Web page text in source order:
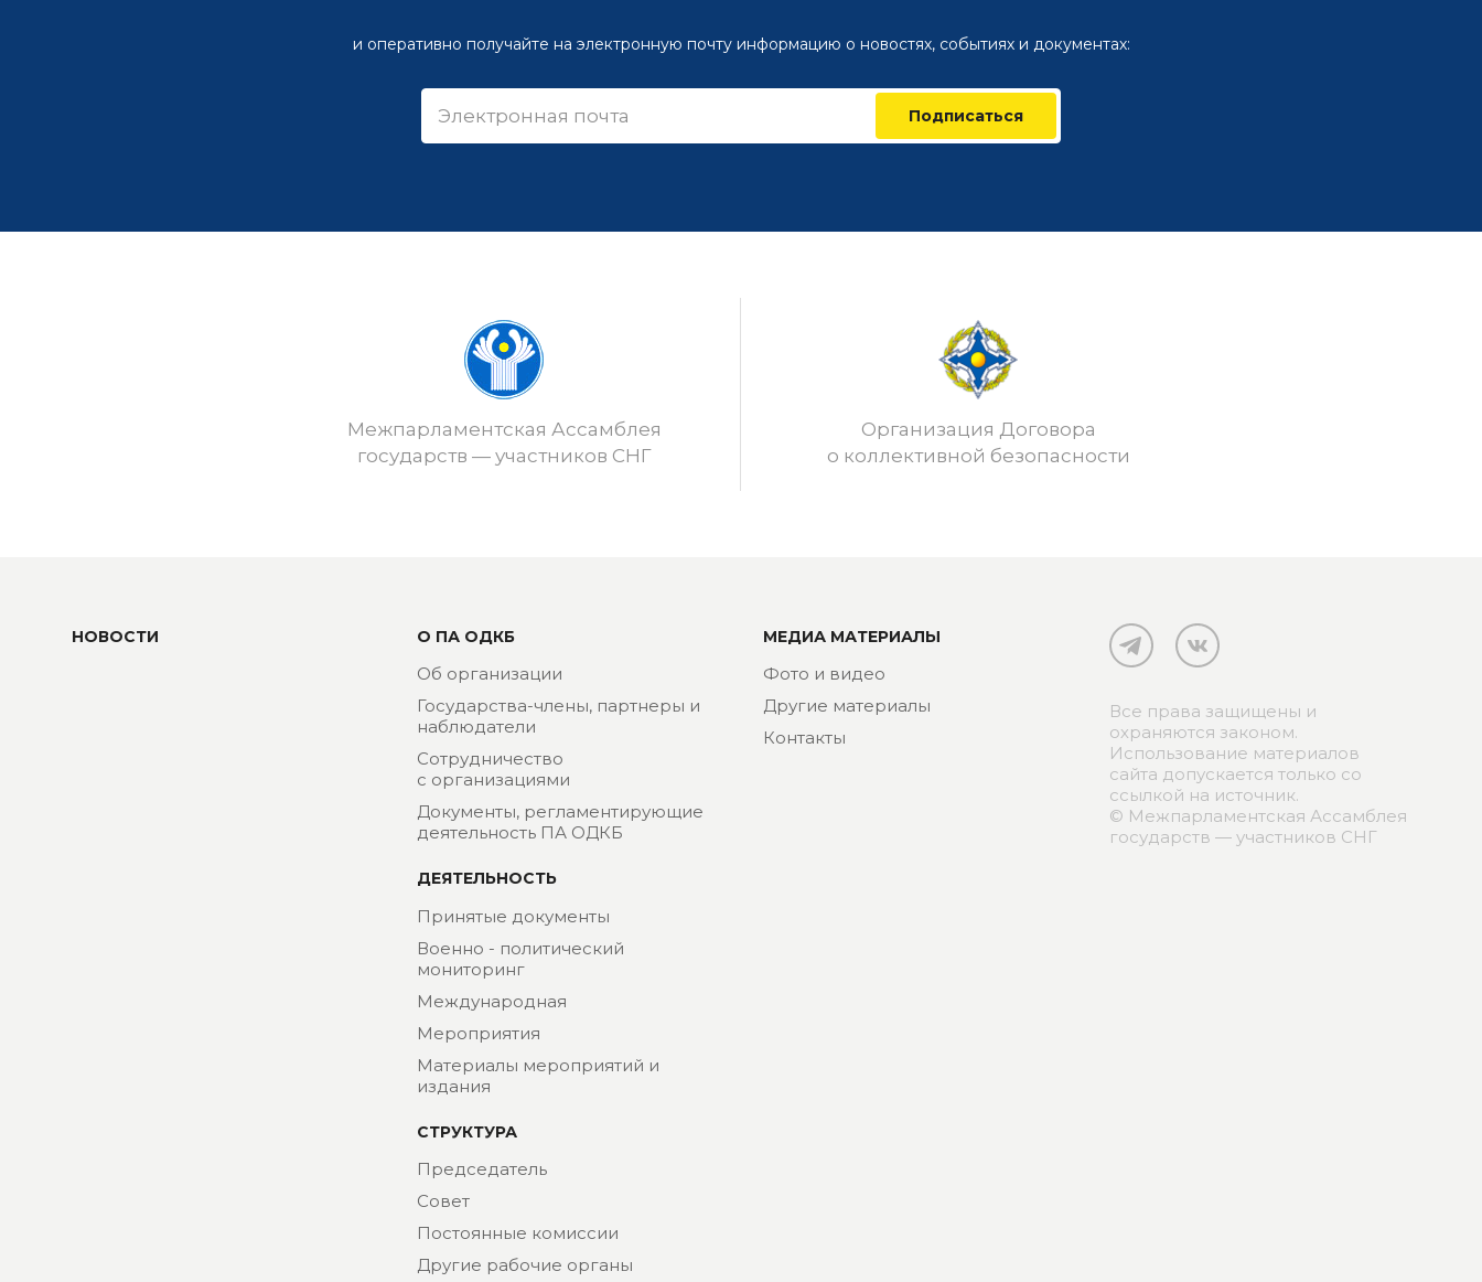
и оперативно получайте на электронную почту информацию о новостях, событиях и документах:
Подписаться
Межпарламентская Ассамблея
государств — участников СНГ
Организация Договора
о коллективной безопасности
НОВОСТИ О ПА ОДКБ
Об организации
Государства-члены, партнеры и
наблюдатели
Сотрудничество
с организациями
Документы, регламентирующие
деятельность ПА ОДКБ
ДЕЯТЕЛЬНОСТЬ
Принятые документы
Военно - политический
мониторинг
Международная
Мероприятия
Материалы мероприятий и
издания
СТРУКТУРА
Председатель
Совет
Постоянные комиссии
Другие рабочие органы
МЕДИА МАТЕРИАЛЫ
Фото и видео
Другие материалы
Контакты
Все права защищены и
охраняются законом.
Использование материалов
сайта допускается только со
ссылкой на источник.
© Межпарламентская Ассамблея
государств — участников СНГ